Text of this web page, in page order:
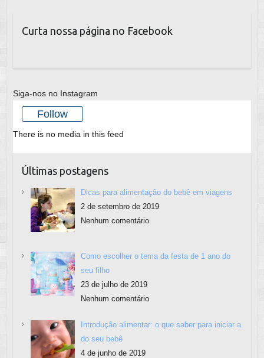
Curta nossa página no Facebook
Siga-nos no Instagram
Follow
There is no media in this feed
Últimas postagens
Dicas para alimentação do bebê em viagens
2 de setembro de 2019
Nenhum comentário
Como escolher o tema da festa de 1 ano do
seu filho
23 de julho de 2019
Nenhum comentário
Introdução alimentar: o que saber para iniciar a
do seu bebê
4 de junho de 2019